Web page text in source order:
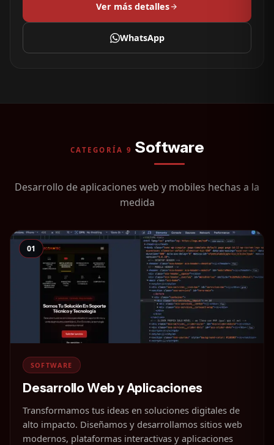
Ver más detalles
WhatsApp
CATEGORÍA 9 Software
Desarrollo de aplicaciones web y mobiles hechas a la
medida
01
SOFTWARE
Desarrollo Web y Aplicaciones
Transformamos tus ideas en soluciones digitales de
alto impacto. Diseñamos y desarrollamos sitios web
modernos, plataformas interactivas y aplicaciones